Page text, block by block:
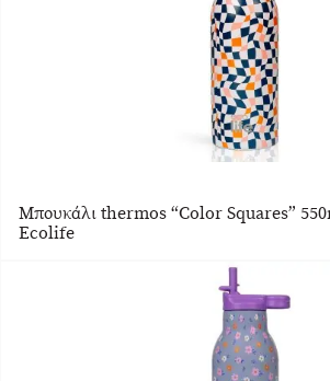
Μπουκάλι thermos “Color Squares”
Ecolife